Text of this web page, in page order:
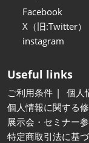
Facebook
X（旧:Twitter）
instagram
Useful links
ご利用条件
個人
個人情報に関する
展示会・セミナー
特定商取引法に基